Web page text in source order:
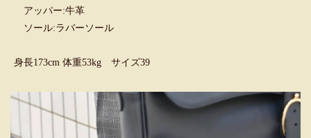
アッパー:牛革
ソール:ラバーソール
身長173cm 体重53kg サイズ39